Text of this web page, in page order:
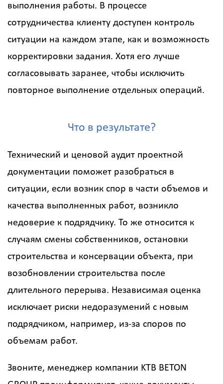
выполнения работы. В процессе
сотрудничества клиенту доступен контроль
ситуации на каждом этапе, как и возможность
корректировки задания. Хотя его лучше
согласовывать заранее, чтобы исключить
повторное выполнение отдельных операций.
Что в результате?
Технический и ценовой аудит проектной
документации поможет разобраться в
ситуации, если возник спор в части объемов и
качества выполненных работ, возникло
недоверие к подрядчику. То же относится к
случаям смены собственников, остановки
строительства и консервации объекта, при
возобновлении строительства после
длительного перерыва. Независимая оценка
исключает риски недоразумений с новым
подрядчиком, например, из-за споров по
объемам работ.
Звоните, менеджер компании KTB BETON